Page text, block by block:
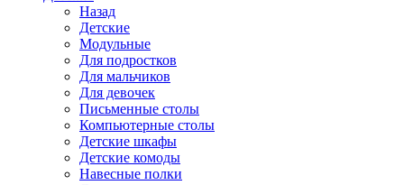
Назад
Детские
Модульные
Для подростков
Для мальчиков
Для девочек
Письменные столы
Компьютерные столы
Детские шкафы
Детские комоды
Навесные полки